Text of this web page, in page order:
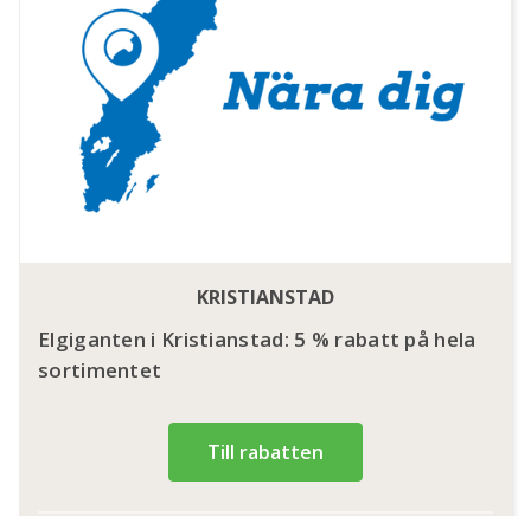
KRISTIANSTAD
Elgiganten i Kristianstad: 5 % rabatt på hela
sortimentet
Till rabatten